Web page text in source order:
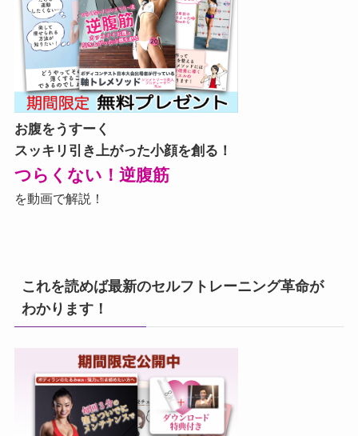
お腹をうすーく
スッキリ引き上がった小顔を創る！
つらくない！逆腹筋
を動画で解説！
これを読めば最新のセルフトレーニング革命が
わかります！